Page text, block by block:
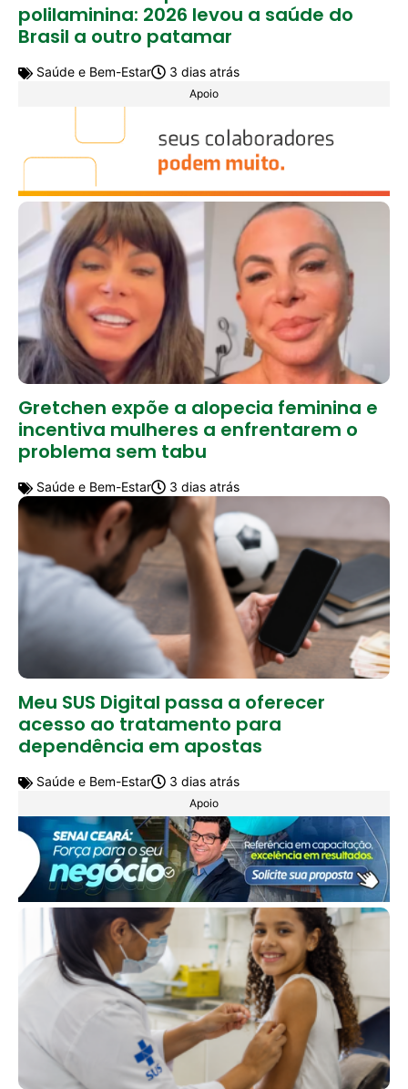
polilaminina: 2026 levou a saúde do
Brasil a outro patamar
Saúde e Bem-Estar 3 dias atrás
Apoio
Gretchen expõe a alopecia feminina e
incentiva mulheres a enfrentarem o
problema sem tabu
Saúde e Bem-Estar 3 dias atrás
Meu SUS Digital passa a oferecer
acesso ao tratamento para
dependência em apostas
Saúde e Bem-Estar 3 dias atrás
Apoio